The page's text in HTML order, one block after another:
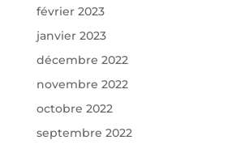
février 2023
janvier 2023
décembre 2022
novembre 2022
octobre 2022
septembre 2022